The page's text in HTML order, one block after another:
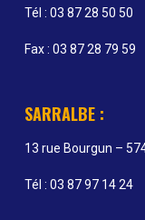
Tél : 03 87 28 50 50
Fax : 03 87 28 79 59
SARRALBE :
13 rue Bourgun –
Tél : 03 87 97 14 24